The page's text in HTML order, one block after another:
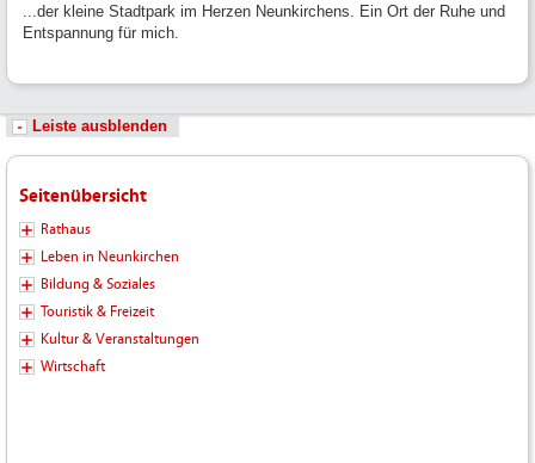
...der kleine Stadtpark im Herzen Neunkirchens. Ein Ort der Ruhe und
Entspannung für mich.
Leiste ausblenden
Seitenübersicht
Rathaus
Leben in Neunkirchen
Bildung & Soziales
Touristik & Freizeit
Kultur & Veranstaltungen
Wirtschaft